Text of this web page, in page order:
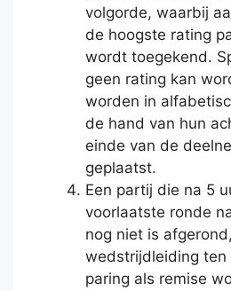
volgorde, waarbij
de hoogste rating
wordt toegekend.
geen rating kan
worden in
de hand van hun
einde van de
geplaatst.
Een partij die na 5
voorlaatste ronde
nog niet is
wedstrijdleiding ten
paring als remise